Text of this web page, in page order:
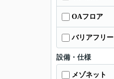
OAフロア
バリアフリー
設備・仕様
メゾネット